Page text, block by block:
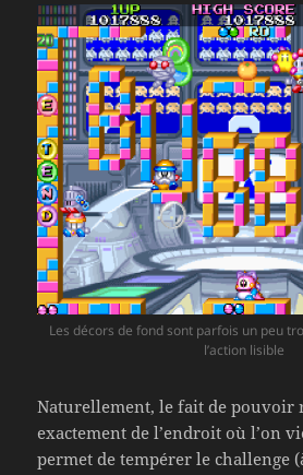
Les décors de fond sont parfois un peu
l’action lisible
Naturellement, le fait de pouvoir
exactement de l’endroit où l’on
permet de tempérer le challenge